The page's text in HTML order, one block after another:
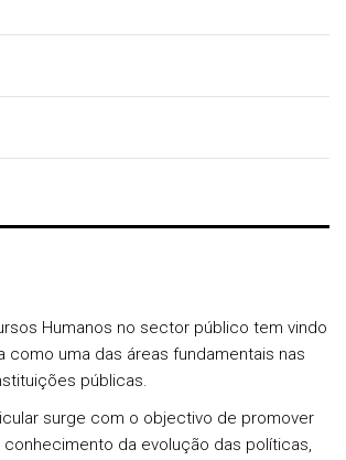
Humanos no sector público tem vindo
como uma das áreas fundamentais nas
públicas.
surge com o objectivo de promover
da evolução das políticas,